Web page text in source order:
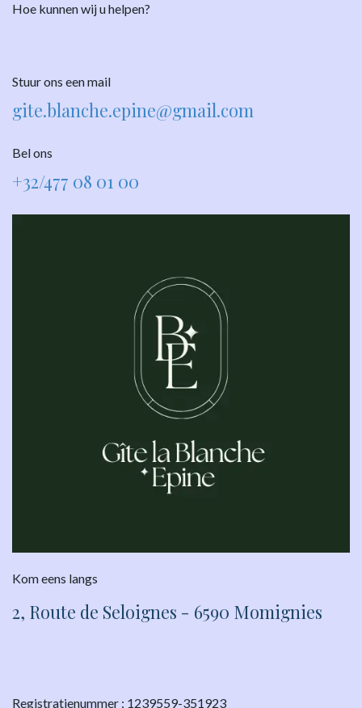
Hoe kunnen wij u helpen?
Stuur ons een mail
gite.blanche.epine@gmail.com
Bel ons
+32/477 08 01 00
Kom eens langs
2, Route de Seloignes - 6590 Momignies
Registratienummer : 1239559-351923